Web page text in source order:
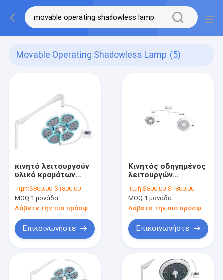
Movable Operating Shadowless Lamp (5)
κινητό λειτουργούν
υλικό κραμάτων
πετάλων λαμπτήρων
Shadowless
Τιμή:$800.00-$1800.00
MOQ:1 μονάδα
Λάβετε την πιο πρόσφατη τιμή
Επικοινωνήστε
Κινητός οδηγημένος
λειτουργών
Shadowless
αποσπάσιμος
Τιμή:$800.00-$1800.00
MOQ:1 μονάδα
Επικοινωνήστε